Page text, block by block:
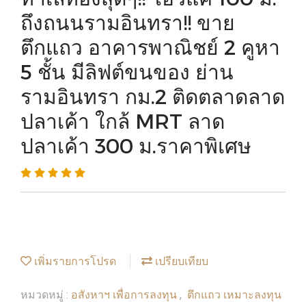
ถึงถนนรามอินทรา!! ขาย
ตึกแถว อาคารพาณิชย์ 2 คูหา
5 ชั้น มีลิฟต์ขนของ ย่าน
รามอินทรา กม.2 ติดตลาดลาด
ปลาเค้า ใกล้ MRT ลาด
ปลาเค้า 300 ม.ราคาพิเศษ
เพิ่มรายการโปรด เปรียบเทียบ
หมวดหมู่ : อสังหาฯ เพื่อการลงทุน , ตึกแถว เหมาะลงทุน